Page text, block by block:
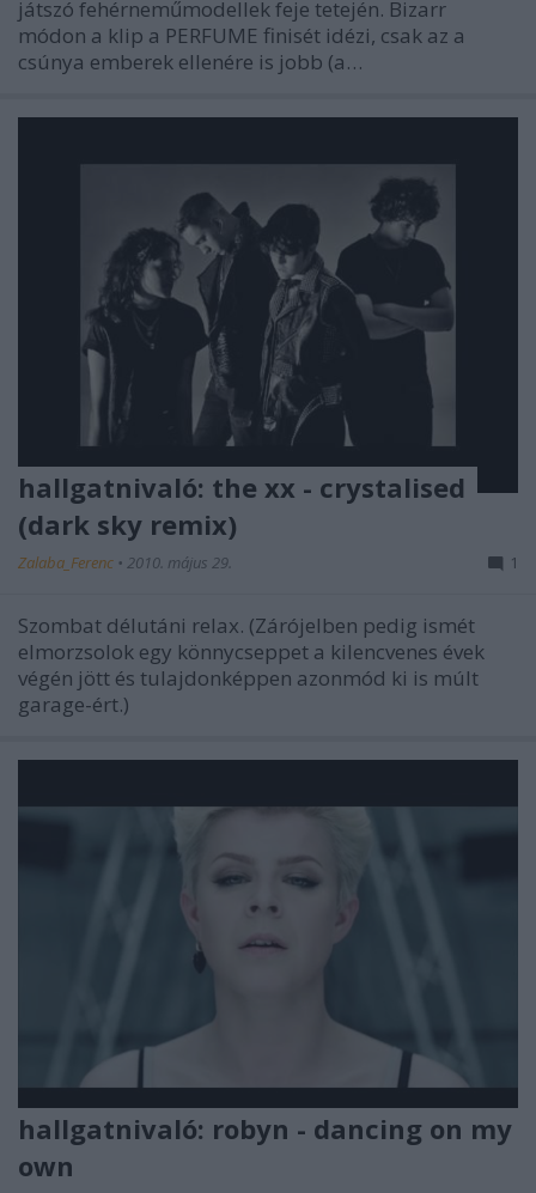
játszó fehérneműmodellek feje tetején. Bizarr
módon a klip a PERFUME finisét idézi, csak az a
csúnya emberek ellenére is jobb (a…
hallgatnivaló: the xx - crystalised
(dark sky remix)
Zalaba_Ferenc • 2010. május 29. 1
Szombat délutáni relax. (Zárójelben pedig ismét
elmorzsolok egy könnycseppet a kilencvenes évek
végén jött és tulajdonképpen azonmód ki is múlt
garage-ért.)
hallgatnivaló: robyn - dancing on my
own